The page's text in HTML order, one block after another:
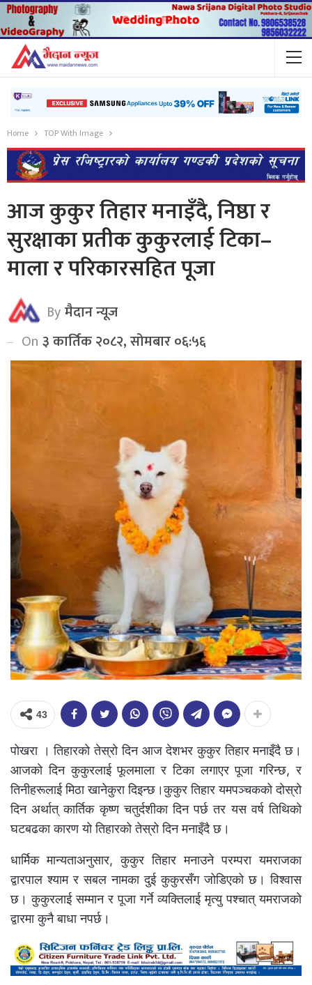
Home TOP With Image
आज कुकुर तिहार मनाइँदै, निष्ठा र
सुरक्षाका प्रतीक कुकुरलाई टिका–
माला र परिकारसहित पूजा
Byमैदान न्यूज
On ३ कार्तिक २०८२, सोमबार ०६:५६
43
पोखरा । तिहारको तेस्रो दिन आज देशभर कुकुर तिहार मनाइँदै छ।
आजको दिन कुकुरलाई फूलमाला र टिका लगाएर पूजा गरिन्छ, र
तिनीहरूलाई मिठा खानेकुरा दिइन्छ।कुकुर तिहार यमपञ्चकको दोस्रो
दिन अर्थात् कार्तिक कृष्ण चतुर्दशीका दिन पर्छ तर यस वर्ष तिथिको
घटबढका कारण यो तिहारको तेस्रो दिन मनाइँदै छ।
धार्मिक मान्यताअनुसार, कुकुर तिहार मनाउने परम्परा यमराजका
द्वारपाल श्याम र सबल नामका दुई कुकुरसँग जोडिएको छ। विश्वास
छ। कुकुरलाई सम्मान र पूजा गर्ने व्यक्तिलाई मृत्यु पश्चात् यमराजको
द्वारमा कुनै बाधा नपर्छ।